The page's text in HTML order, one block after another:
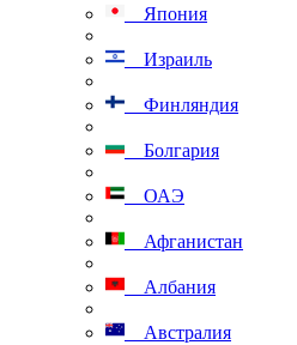
Япония
Израиль
Финляндия
Болгария
ОАЭ
Афганистан
Албания
Австралия